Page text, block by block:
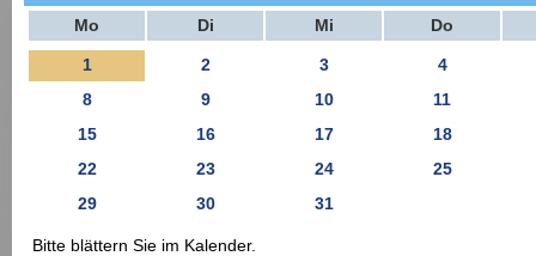
Mo Di Mi Do
1 2 3
4
8
9 10
11
15
16 17
18
22
23 24
25
29
30 31
Bitte blättern Sie im Kalender.